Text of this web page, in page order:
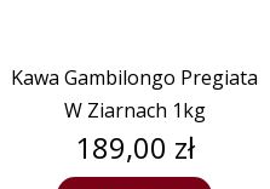
Kawa Gambilongo Pregiata
W Ziarnach 1kg
Cena
189,00 zł